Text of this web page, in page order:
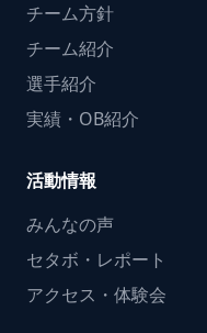
チーム方針
チーム紹介
選手紹介
実績・OB紹介
活動情報
みんなの声
セタボ・レポート
アクセス・体験会